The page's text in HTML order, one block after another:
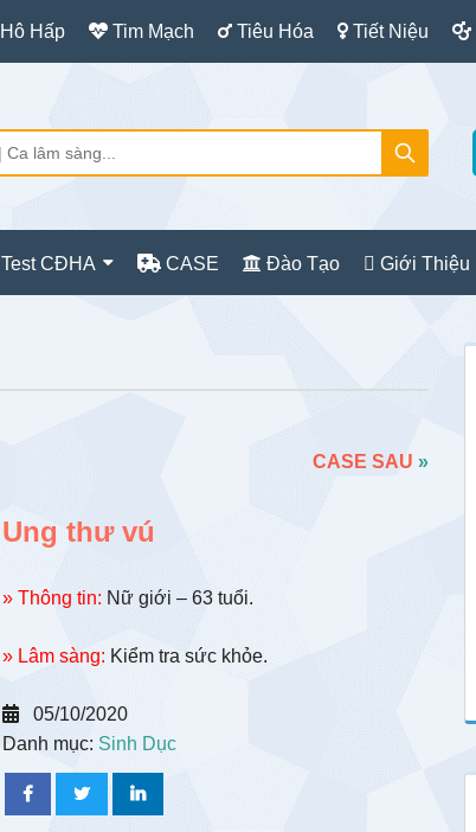
Hô Hấp Tim Mạch Tiêu Hóa Tiết Niệu
Test CĐHA CASE Đào Tạo Giới Thiệu
CASE SAU »
Ung thư vú
» Thông tin: Nữ giới – 63 tuổi.
» Lâm sàng: Kiểm tra sức khỏe.
05/10/2020
Danh mục: Sinh Dục